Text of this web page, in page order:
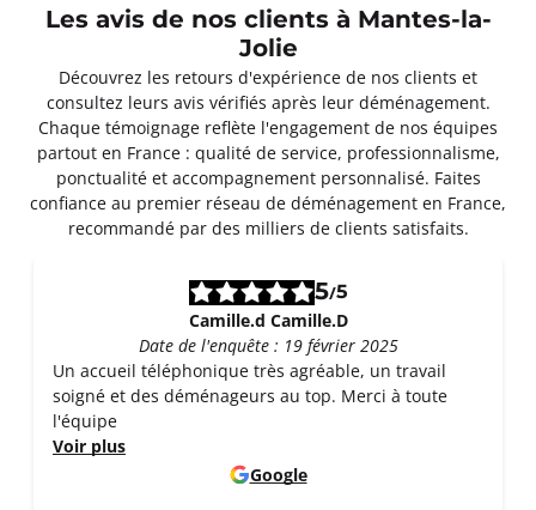
Les avis de nos clients à Mantes-la-
Jolie
Découvrez les retours d'expérience de nos clients et
consultez leurs avis vérifiés après leur déménagement.
Chaque témoignage reflète l'engagement de nos équipes
partout en France : qualité de service, professionnalisme,
ponctualité et accompagnement personnalisé. Faites
confiance au premier réseau de déménagement en France,
recommandé par des milliers de clients satisfaits.
5/5
Camille.d Camille.D
Date de l'enquête : 19 février 2025
Un accueil téléphonique très agréable, un travail
soigné et des déménageurs au top. Merci à toute
l'équipe
Voir plus
Google